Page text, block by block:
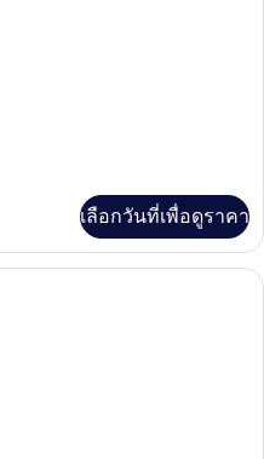
เลือกวันที่เพื่อดูราคา
สตูดิโอ (Accessible) | ผ้าม่านกันแสง,